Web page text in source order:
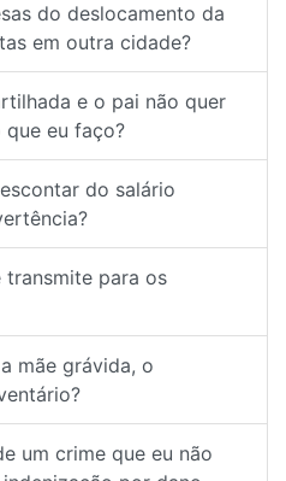
do deslocamento da
em outra cidade?
e o pai não quer
eu faço?
do salário
para os
mãe grávida, o
um crime que eu não